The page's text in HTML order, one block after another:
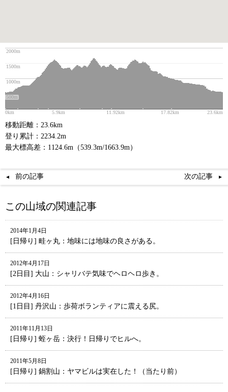
2000m
1500m
1000m
500m
0km 5.9km 11.92km 17.82km 23.6km
移動距離：23.6km
登り累計：2234.2m
最大標高差：1124.6m（539.3m/1663.9m）
前の記事 次の記事
この山域の関連記事
2014年1月4日
[日帰り] 畦ヶ丸：地味には地味の良さがある。
2012年4月17日
[2日目] 大山：シャリバテ気味でヘロヘロ歩き。
2012年4月16日
[1日目] 丹沢山：歩荷ボランティアに震える尻。
2011年11月13日
[日帰り] 蛭ヶ岳：決行！日帰りでヒルへ。
2011年5月8日
[日帰り] 鍋割山：ヤマビルは実在した！（当たり前）